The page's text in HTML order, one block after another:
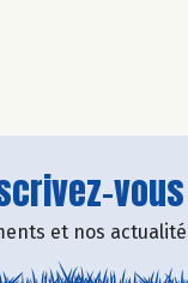
et nos